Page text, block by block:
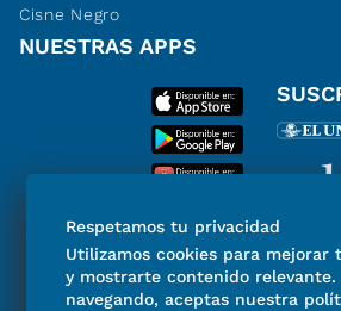
Cisne Negro
de
NUESTRAS APPS
Respetamos tu privacidad
Utilizamos cookies para mejorar
y mostrarte contenido
navegando, aceptas nuestra